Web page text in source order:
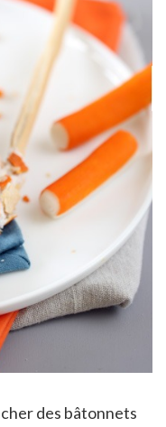
des bâtonnets